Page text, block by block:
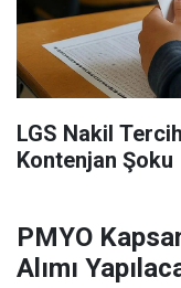
LGS Nakil
Kontenjan Şoku
PMYO
Alımı